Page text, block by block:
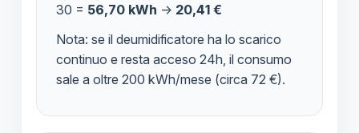
30 = 56,70 kWh → 20,41 €
Nota: se il deumidificatore ha lo scarico
continuo e resta acceso 24h, il consumo
sale a oltre 200 kWh/mese (circa 72 €).